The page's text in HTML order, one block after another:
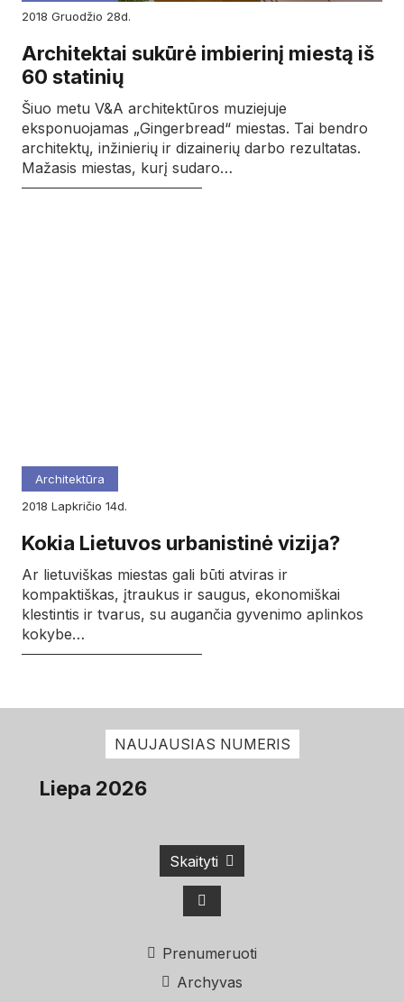
2018 gruodžio 28d.
Architektai sukūrė imbierinį miestą iš
60 statinių
Šiuo metu V&A architektūros muziejuje
eksponuojamas „Gingerbread“ miestas. Tai bendro
architektų, inžinierių ir dizainerių darbo rezultatas.
Mažasis miestas, kurį sudaro…
Architektūra
2018
lapkričio 14d.
Kokia Lietuvos urbanistinė vizija?
Ar lietuviškas miestas gali būti atviras ir
kompaktiškas, įtraukus ir saugus, ekonomiškai
klestintis ir tvarus, su augančia gyvenimo aplinkos
kokybe…
NAUJAUSIAS NUMERIS
Liepa 2026
Skaityti
Prenumeruoti
Archyvas